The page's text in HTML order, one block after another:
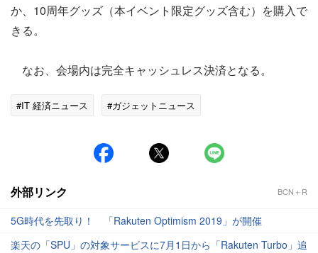
か、10周年グッズ（本イベント限定グッズ含む）を購入で
きる。
なお、会場内は完全キャッシュレス決済となる。
#IT 経済ニュース #ガジェットニュース
外部リンク BCN＋R
5G時代を先取り！ 「Rakuten Optimism 2019」が開催
楽天の「SPU」の対象サービスに7月1日から「Rakuten Turbo」追